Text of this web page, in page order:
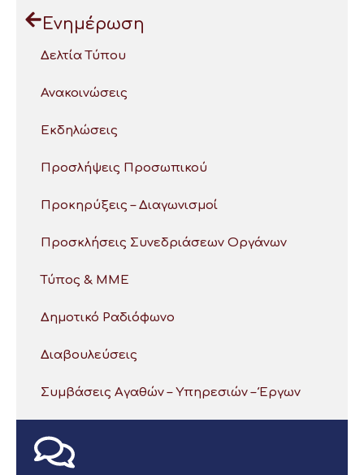
Ενημέρωση
Δελτία Τύπου
Ανακοινώσεις
Εκδηλώσεις
Προσλήψεις Προσωπικού
Προκηρύξεις – Διαγωνισμοί
Προσκλήσεις Συνεδριάσεων Οργάνων
Τύπος & ΜΜΕ
Δημοτικό Ραδιόφωνο
Διαβουλεύσεις
Συμβάσεις Αγαθών – Υπηρεσιών – Έργων